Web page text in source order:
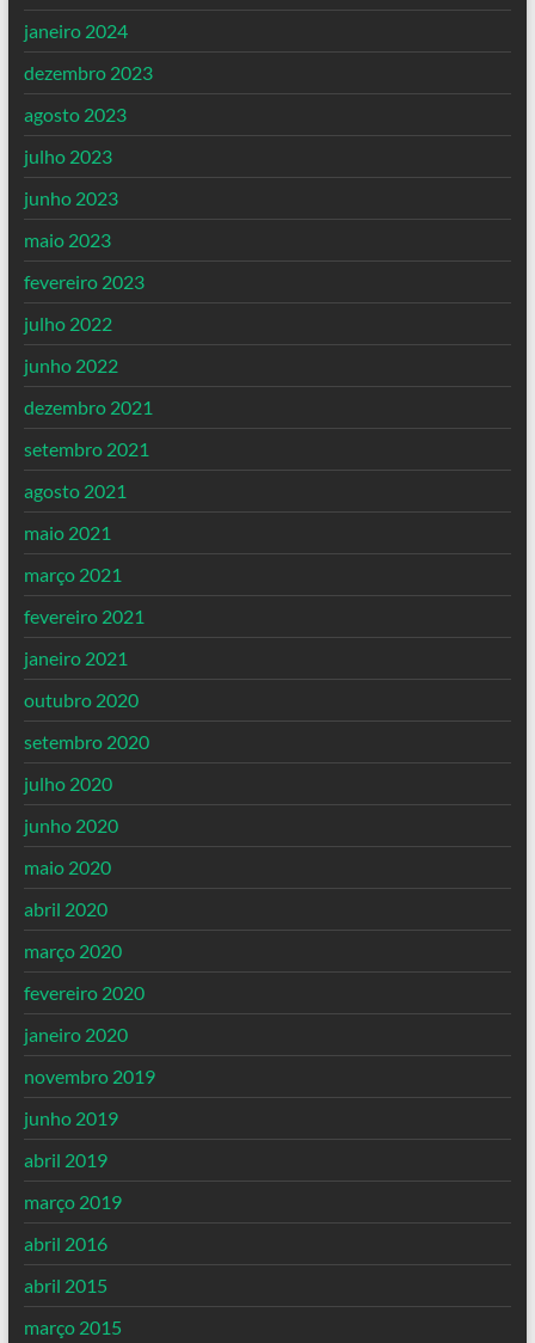
janeiro 2024
dezembro 2023
agosto 2023
julho 2023
junho 2023
maio 2023
fevereiro 2023
julho 2022
junho 2022
dezembro 2021
setembro 2021
agosto 2021
maio 2021
março 2021
fevereiro 2021
janeiro 2021
outubro 2020
setembro 2020
julho 2020
junho 2020
maio 2020
abril 2020
março 2020
fevereiro 2020
janeiro 2020
novembro 2019
junho 2019
abril 2019
março 2019
abril 2016
abril 2015
março 2015